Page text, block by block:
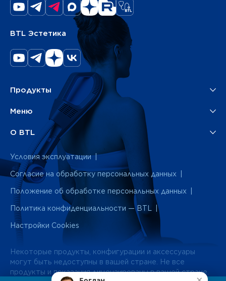
Продукты
Меню
BTL Эстетика
О BTL
Условия эксплуатации
Согласие на обработку персональных данных
Положение об обработке персональных данных
Политика конфиденциальности — BTL
Настройки Cookies
Некоторые продукты, конфигурации и аксессуары
могут быть недоступны в вашей стране. Не все
продукты и показания лицензированы в вашей стране.